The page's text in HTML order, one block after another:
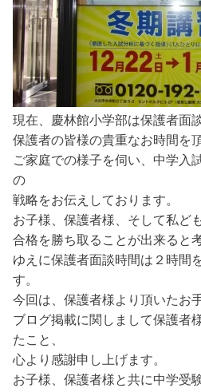
現在、慶林館小学部は保護者面
保護者の皆様の貴重なお時間を
ご家庭での様子を伺い、中学入
の
戦略をお伝えしております。
お子様、保護者様、そして私ど
合格を勝ち取ることが出来ると
ゆえに保護者面談時間は２時間
す。
今回は、保護者様より頂いたお
ブログ掲載に関しまして保護者
たこと、
心より感謝申し上げます。
お子様、保護者様と共に中学受